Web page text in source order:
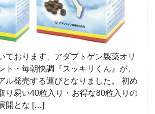
ております、アダプトゲン製薬オリ
ト・毎朝快調『スッキリくん』が、
ル発売する運びとなりました。 初め
り易い40粒入り・お得な80粒入りの
開とな […]